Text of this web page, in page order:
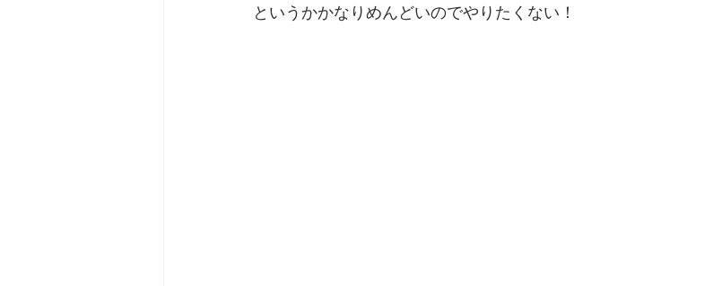
というかかなりめんどいのでやりたくない！